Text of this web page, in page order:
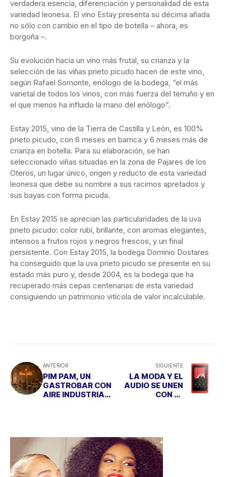
verdadera esencia, diferenciación y personalidad de esta
variedad leonesa. El vino Estay presenta su décima añada
no sólo con cambio en el tipo de botella – ahora, es
borgoña –.
Su evolución hacia un vino más frutal, su crianza y la
selección de las viñas prieto picudo hacen de este vino,
según Rafael Somonte, enólogo de la bodega, “el más
varietal de todos los vinos, con más fuerza del terruño y en
el que menos ha influido la mano del enólogo”.
Estay 2015, vino de la Tierra de Castilla y León, es 100%
prieto picudo, con 6 meses en barrica y 6 meses más de
crianza en botella. Para su elaboración, se han
seleccionado viñas situadas en la zona de Pajares de los
Oteros, un lugar único, origen y reducto de esta variedad
leonesa que debe su nombre a sus racimos apretados y
sus bayas con forma picuda.
En Estay 2015 se aprecian las particularidades de la uva
prieto picudo: color rubí, brillante, con aromas elegantes,
intensos a frutos rojos y negros frescos, y un final
persistente. Con Estay 2015, la bodega Dominio Dostares
ha conseguido que la uva prieto picudo se presente en su
estado más puro y, desde 2004, es la bodega que ha
recuperado más cepas centenarias de esta variedad
consiguiendo un patrimonio vitícola de valor incalculable.
ANTERIOR
PIM PAM, UN
GASTROBAR CON
AIRE INDUSTRIAL
SIGUIENTE
LA MODA Y EL
AUDIO SE UNEN
CON EL